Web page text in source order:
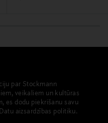
par Stockmann
veikaliem un kultūras
es dodu piekrišanu savu
aizsardzības politiku.